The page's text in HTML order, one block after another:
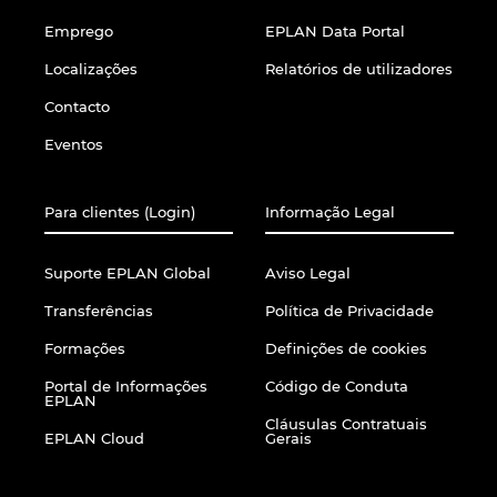
Emprego
Localizações
Contacto
Eventos
EPLAN Data Portal
Relatórios de utilizadores
Para clientes (Login)
Suporte EPLAN Global
Transferências
Formações
Portal de Informações
EPLAN
EPLAN Cloud
Informação Legal
Aviso Legal
Política de Privacidade
Definições de cookies
Código de Conduta
Cláusulas Contratuais
Gerais
Denmark
Finland
France
Hungary